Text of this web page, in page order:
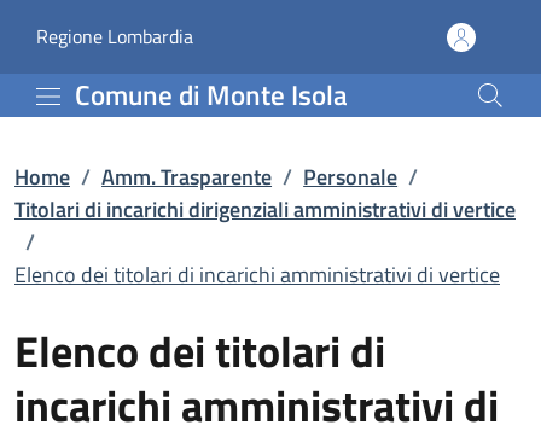
Elenco dei titolari di
Regione Lombardia(apre in un'altra scheda).
Comune di Monte Isola
Home / Amm. Trasparente / Personale /
Titolari di incarichi dirigenziali amministrativi di vertice
/
Elenco dei titolari di incarichi amministrativi di vertice
Elenco dei titolari di
incarichi amministrativi di